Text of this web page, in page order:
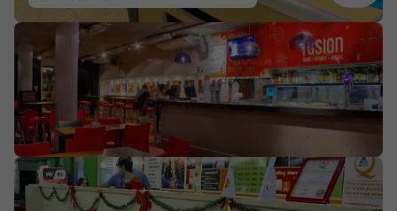
Área de Cliente
Agências